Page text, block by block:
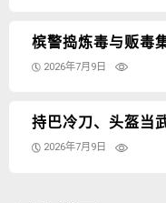
槟警捣炼毒与贩毒
2026年7月9日
持巴冷刀、头盔当
2026年7月9日